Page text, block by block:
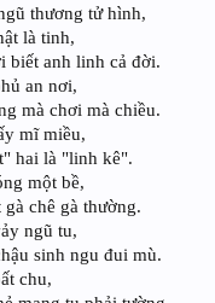
thương tử hình,
là tinh,
biết anh linh cả đời.
an nơi,
mà chơi mà chiều.
mĩ miều,
hai là "linh kê".
một bề,
chê gà thường.
ngũ tu,
sinh ngu đui mù.
chu,